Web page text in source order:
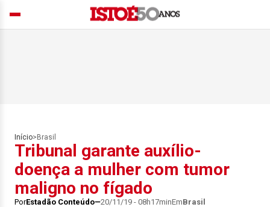
Início> Brasil
Tribunal garante auxílio-
doença a mulher com tumor
maligno no fígado
PorEstadão Conteúdo 20/11/19 - 08h17minEmBrasil